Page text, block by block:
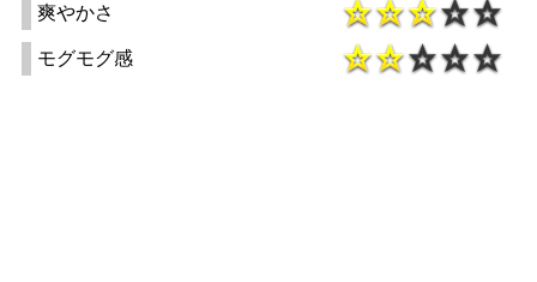
爽やかさ
モグモグ感